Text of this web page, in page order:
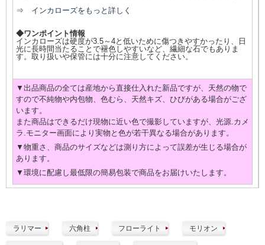
⇒ インカローズをもっと詳しく
◆ワンポイント情報
インカローズは硬度が3.5～4と低いために傷つきやすかったり、日
光に長時間当たることで褪色しやすいなど、繊細な石でもありま
す。取り扱いや保管には十分に注意してください。
▼出品商品の全ては産地から直接仕入れた新品ですが、天然の物で
すので不純物や内包物、色むら、天然キズ、ひびがある場合がござ
います。
また商品はできるだけ現物に近い色で撮影していますが、光源.カメ
ラ.モニター画面により実物と色が若干異なる場合があります。
▼物重さ、商品のサイズなどは測り方によって誤差が生じる場合が
あります。
▼環境に配慮し最低限の簡易包装で商品をお届けいたします。
ラリマー 六角柱 フローライト モリオン